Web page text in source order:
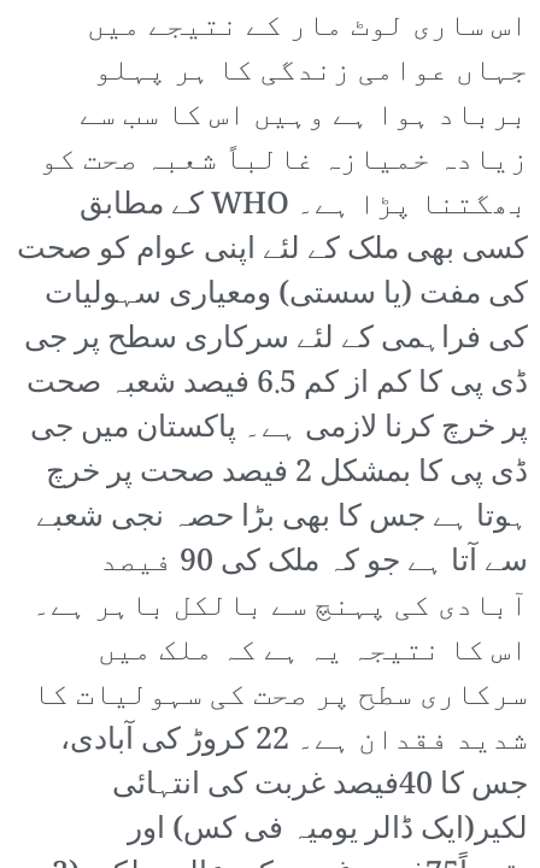
اس ساری لوٹ مار کے نتیجے میں
جہاں عوامی زندگی کا ہر پہلو
برباد ہوا ہے وہیں اس کا سب سے
زیادہ خمیازہ غالباً شعبہ صحت کو
بھگتنا پڑا ہے۔ WHO کے مطابق
کسی بھی ملک کے لئے اپنی عوام کو صحت
کی مفت (یا سستی) ومعیاری سہولیات
کی فراہمی کے لئے سرکاری سطح پر جی
ڈی پی کا کم از کم 6.5 فیصد شعبہ صحت
پر خرچ کرنا لازمی ہے۔ پاکستان میں جی
ڈی پی کا بمشکل 2 فیصد صحت پر خرچ
ہوتا ہے جس کا بھی بڑا حصہ نجی شعبے
سے آتا ہے جو کہ ملک کی 90 فیصد
آبادی کی پہنچ سے بالکل باہر ہے۔
اس کا نتیجہ یہ ہے کہ ملک میں
سرکاری سطح پر صحت کی سہولیات کا
شدید فقدان ہے۔ 22 کروڑ کی آبادی،
جس کا 40فیصد غربت کی انتہائی
لکیر(ایک ڈالر یومیہ فی کس) اور